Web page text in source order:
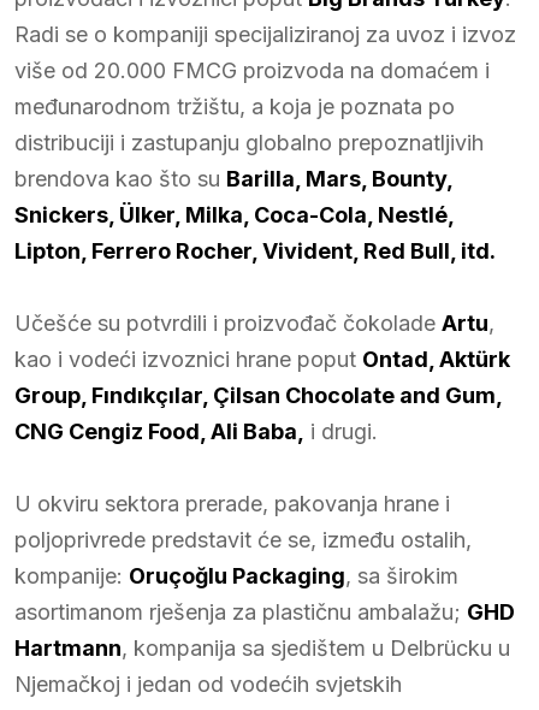
Radi se o kompaniji specijaliziranoj za uvoz i izvoz
više od 20.000 FMCG proizvoda na domaćem i
međunarodnom tržištu, a koja je poznata po
distribuciji i zastupanju globalno prepoznatljivih
brendova kao što su Barilla, Mars, Bounty,
Snickers, Ülker, Milka, Coca-Cola, Nestlé,
Lipton, Ferrero Rocher, Vivident, Red Bull, itd.
Učešće su potvrdili i proizvođač čokolade Artu,
kao i vodeći izvoznici hrane poput Ontad, Aktürk
Group, Fındıkçılar, Çilsan Chocolate and Gum,
CNG Cengiz Food, Ali Baba,
i drugi.
U okviru sektora prerade, pakovanja hrane i
poljoprivrede predstavit će se, između ostalih,
kompanije: Oruçoğlu Packaging, sa širokim
asortimanom rješenja za plastičnu ambalažu; GHD
Hartmann, kompanija sa sjedištem u Delbrücku u
Njemačkoj i jedan od vodećih svjetskih